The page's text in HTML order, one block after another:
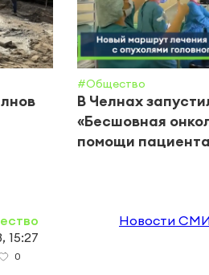
#Общество
В Челнах
«Бесшовная
помощи
15:27
0
Новости